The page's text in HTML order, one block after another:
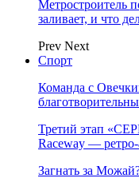
Метростроитель
заливает, и что
Prev Next
Спорт
Команда с
Третий этап
Raceway —
Загнать за